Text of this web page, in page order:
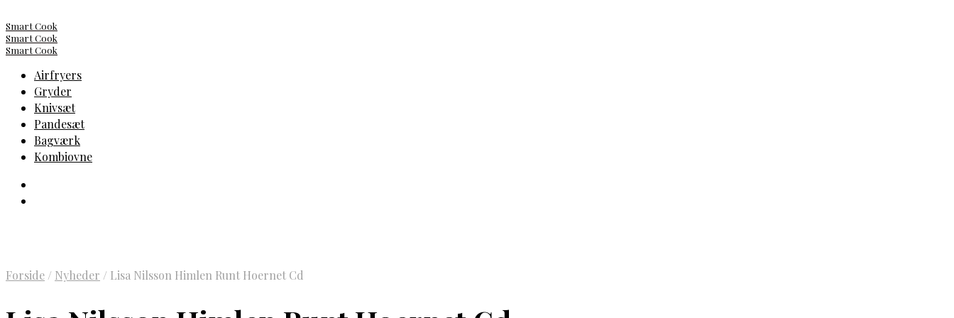
Smart Cook
Smart Cook
Smart Cook
Airfryers
Gryder
Knivsæt
Pandesæt
Bagværk
Kombiovne
Forside / Nyheder / Lisa Nilsson Himlen Runt Hoernet Cd